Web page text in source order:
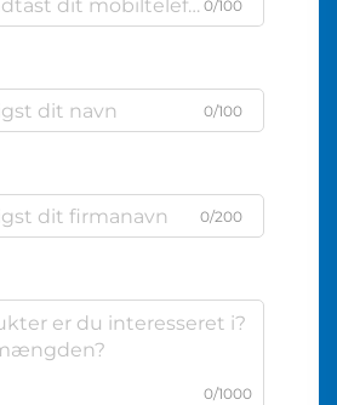
0/100
0/100
0/200
0/1000